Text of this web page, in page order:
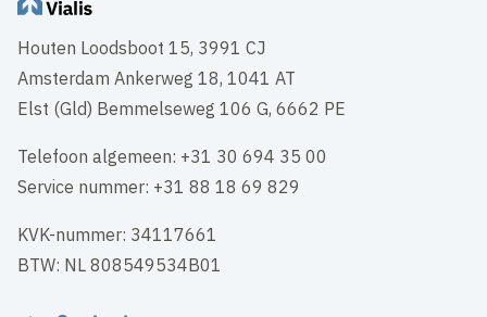
Houten Loodsboot 15, 3991 CJ
Amsterdam Ankerweg 18, 1041 AT
Elst (Gld) Bemmelseweg 106 G, 6662 PE
Telefoon algemeen: +31 30 694 35 00
Service nummer: +31 88 18 69 829
KVK-nummer: 34117661
BTW: NL 808549534B01